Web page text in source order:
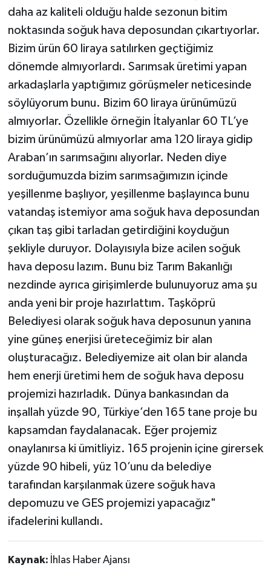
daha az kaliteli olduğu halde sezonun bitim
noktasında soğuk hava deposundan çıkartıyorlar.
Bizim ürün 60 liraya satılırken geçtiğimiz
dönemde almıyorlardı. Sarımsak üretimi yapan
arkadaşlarla yaptığımız görüşmeler neticesinde
söylüyorum bunu. Bizim 60 liraya ürünümüzü
almıyorlar. Özellikle örneğin İtalyanlar 60 TL’ye
bizim ürünümüzü almıyorlar ama 120 liraya gidip
Araban’ın sarımsağını alıyorlar. Neden diye
sorduğumuzda bizim sarımsağımızın içinde
yeşillenme başlıyor, yeşillenme başlayınca bunu
vatandaş istemiyor ama soğuk hava deposundan
çıkan taş gibi tarladan getirdiğini koyduğun
şekliyle duruyor. Dolayısıyla bize acilen soğuk
hava deposu lazım. Bunu biz Tarım Bakanlığı
nezdinde ayrıca girişimlerde bulunuyoruz ama şu
anda yeni bir proje hazırlattım. Taşköprü
Belediyesi olarak soğuk hava deposunun yanına
yine güneş enerjisi üreteceğimiz bir alan
oluşturacağız. Belediyemize ait olan bir alanda
hem enerji üretimi hem de soğuk hava deposu
projemizi hazırladık. Dünya bankasından da
inşallah yüzde 90, Türkiye’den 165 tane proje bu
kapsamdan faydalanacak. Eğer projemiz
onaylanırsa ki ümitliyiz. 165 projenin içine girersek
yüzde 90 hibeli, yüz 10’unu da belediye
tarafından karşılanmak üzere soğuk hava
depomuzu ve GES projemizi yapacağız"
ifadelerini kullandı.
Kaynak: İhlas Haber Ajansı